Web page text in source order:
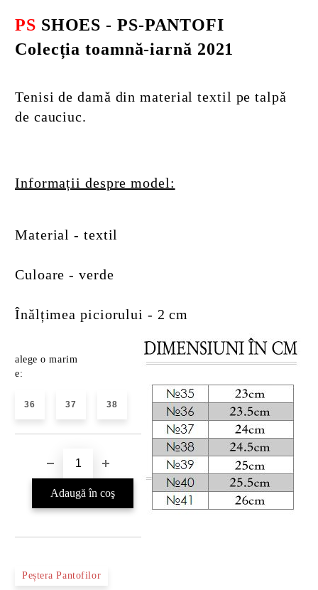
PS SHOES - PS-PANTOFI
Colecția toamnă-iarnă 2021
Teniside damă din material textil pe talpă
de cauciuc.
Informații despre model:
Material - textil
Culoare - verde
Înălțimea piciorului - 2 cm
alege o marim
e:
36 37 38
Peștera Pantofilor